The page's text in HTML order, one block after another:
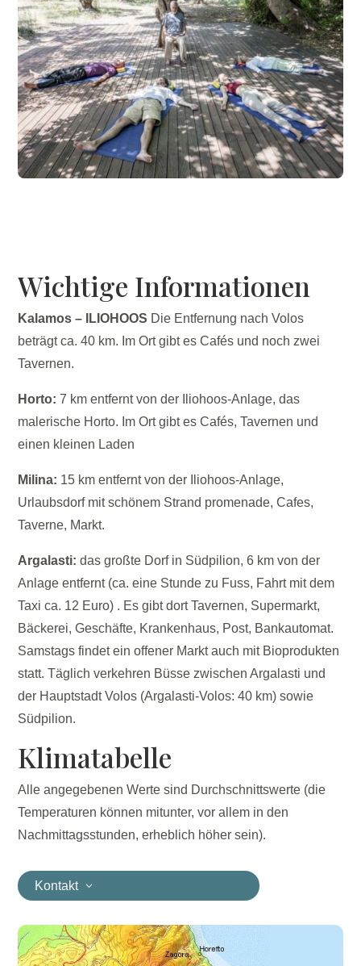
Wichtige Informationen
Kalamos – ILIOHOOS Die Entfernung nach Volos
beträgt ca. 40 km. Im Ort gibt es Cafés und noch zwei
Tavernen.
Horto: 7 km entfernt von der Iliohoos-Anlage, das
malerische Horto. Im Ort gibt es Cafés, Tavernen und
einen kleinen Laden
Milina: 15 km entfernt von der Iliohoos-Anlage,
Urlaubsdorf mit schönem Strand promenade, Cafes,
Taverne, Markt.
Argalasti: das großte Dorf in Südpilion, 6 km von der
Anlage entfernt (ca. eine Stunde zu Fuss, Fahrt mit dem
Taxi ca. 12 Euro) . Es gibt dort Tavernen, Supermarkt,
Bäckerei, Geschäfte, Krankenhaus, Post, Bankautomat.
Samstags findet ein offener Markt auch mit Bioprodukten
statt. Täglich verkehren Büsse zwischen Argalasti und
der Hauptstadt Volos (Argalasti-Volos: 40 km) sowie
Südpilion.
Klimatabelle
Alle angegebenen Werte sind Durchschnittswerte (die
Temperaturen können mitunter, vor allem in den
Nachmittagsstunden, erheblich höher sein).
Kontakt